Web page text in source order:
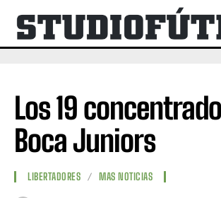
Los 19
Boca Juniors
LIBERTADORES MAS NOTICIAS